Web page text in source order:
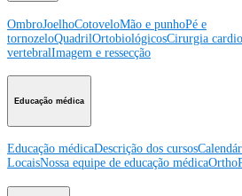
OmbroJoelhoCotoveloMão e punhoPé e
tornozeloQuadrilOrtobiológicosCirurgia
vertebralImagem e ressecção
Educação médica
Educação médicaDescrição dos cursos
LocaisNossa equipe de educação médica